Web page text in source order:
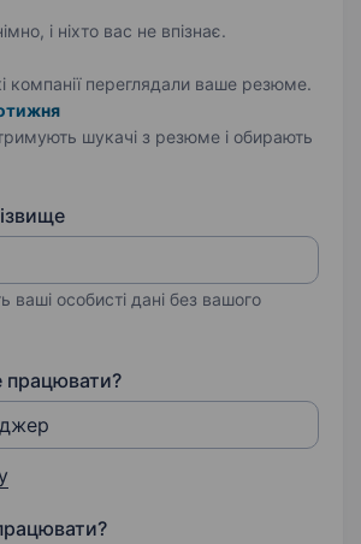
і ніхто вас не впізнає.
компанії переглядали ваше резюме.
шукачі з резюме і обирають
ваші особисті дані без вашого
працювати?